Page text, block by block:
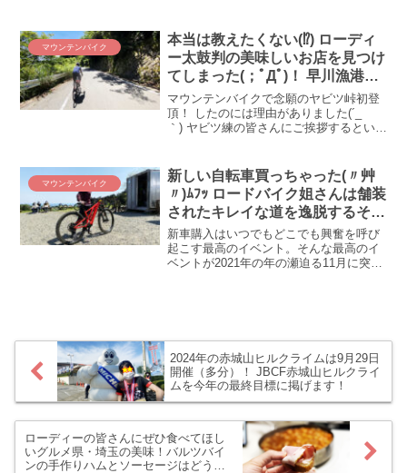
(◎_◎;) 今回は、そんな魅力あふれるグ
ラベルについて、...
マウンテンバイク
本当は教えたくない(⁉) ローディ
ー太鼓判の美味しいお店を見つけ
てしまった(；ﾟДﾟ)！ 早川漁港
「ぎょギョ魚の三太郎」で酒池魚
林
マウンテンバイクで念願のヤビツ峠初登
頂！ したのには理由がありました(´_ゝ
｀) ヤビツ練の皆さんにご挨拶するという
先日立ち寄った早川漁港で魚三昧・酒池
魚林すること(ﾟ∀ﾟ)！ という訳で本日は、
小田原駅からちょっと遠くてやや影が薄
いながら、ここは凄いぞ早川漁港！ なお
話です。
マウンテンバイク
新しい自転車買っちゃった(〃艸
〃)ﾑﾌｯ ロードバイク姐さんは舗装
されたキレイな道を逸脱するそう
です
新車購入はいつでもどこでも興奮を呼び
起こす最高のイベント。そんな最高のイ
ベントが2021年の年の瀬迫る11月に突如
2024年の赤城山ヒルクライムは9月29日
開催（多分）！ JBCF赤城山ヒルクライ
ムを今年の最終目標に掲げます！
ローディーの皆さんにぜひ食べてほし
いグルメ県・埼玉の美味！バルツバイ
ンの手作りハムとソーセージはどうで